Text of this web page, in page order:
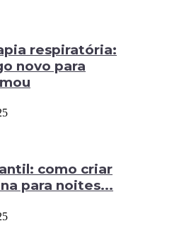
respiratória:
novo para
como criar
para noites...